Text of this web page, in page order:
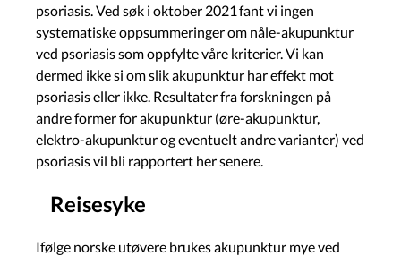
psoriasis. Ved søk i oktober 2021 fant vi ingen
systematiske oppsummeringer om nåle-akupunktur
ved psoriasis som oppfylte våre kriterier. Vi kan
dermed ikke si om slik akupunktur har effekt mot
psoriasis eller ikke. Resultater fra forskningen på
andre former for akupunktur (øre-akupunktur,
elektro-akupunktur og eventuelt andre varianter) ved
psoriasis vil bli rapportert her senere.
Reisesyke
Ifølge norske utøvere brukes akupunktur mye ved